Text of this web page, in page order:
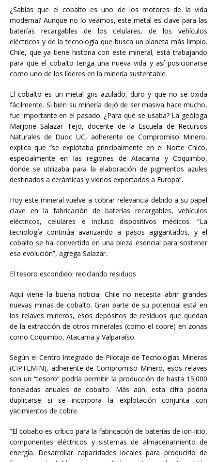
¿Sabías que el cobalto es uno de los motores de la vida
moderna? Aunque no lo veamos, este metal es clave para las
baterías recargables de los celulares, de los vehículos
eléctricos y de la tecnología que busca un planeta más limpio.
Chile, que ya tiene historia con este mineral, está trabajando
para que el cobalto tenga una nueva vida y así posicionarse
como uno de los líderes en la minería sustentable.
El cobalto es un metal gris azulado, duro y que no se oxida
fácilmente. Si bien su minería dejó de ser masiva hace mucho,
fue importante en el pasado. ¿Para qué se usaba? La geóloga
Marjorie Salazar Tejo, docente de la Escuela de Recursos
Naturales de Duoc UC, adherente de Compromiso Minero,
explica que “se explotaba principalmente en el Norte Chico,
especialmente en las regiones de Atacama y Coquimbo,
donde se utilizaba para la elaboración de pigmentos azules
destinados a cerámicas y vidrios exportados a Europa”.
Hoy este mineral vuelve a cobrar relevancia debido a su papel
clave en la fabricación de baterías recargables, vehículos
eléctricos, celulares e incluso dispositivos médicos. “La
tecnología continúa avanzando a pasos agigantados, y el
cobalto se ha convertido en una pieza esencial para sostener
esa evolución”, agrega Salazar.
El tesoro escondido: reciclando residuos
Aquí viene la buena noticia: Chile no necesita abrir grandes
nuevas minas de cobalto. Gran parte de su potencial está en
los relaves mineros, esos depósitos de residuos que quedan
de la extracción de otros minerales (como el cobre) en zonas
como Coquimbo, Atacama y Valparaíso.
Según el Centro Integrado de Pilotaje de Tecnologías Mineras
(CIPTEMIN), adherente de Compromiso Minero, esos relaves
son un “tesoro” podría permitir la producción de hasta 15.000
toneladas anuales de cobalto. Más aún, esta cifra podría
duplicarse si se incorpora la explotación conjunta con
yacimientos de cobre.
“El cobalto es crítico para la fabricación de baterías de ion-litio,
componentes eléctricos y sistemas de almacenamiento de
energía. Desarrollar capacidades locales para producirlo de